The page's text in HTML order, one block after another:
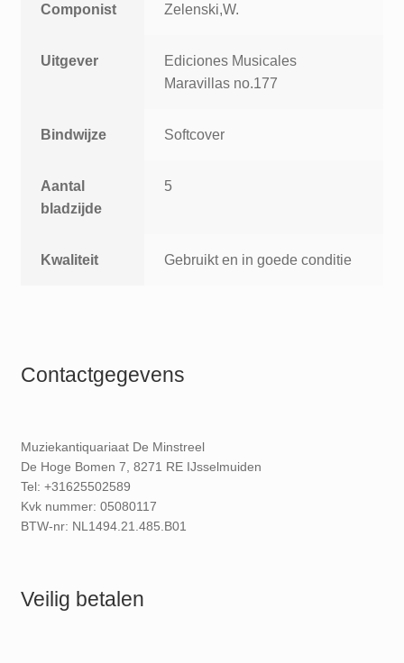
Componist Zelenski,W.
Uitgever
Ediciones Musicales
Maravillas no.177
Bindwijze Softcover
Aantal
bladzijde
5
Kwaliteit Gebruikt en in goede conditie
Contactgegevens
Muziekantiquariaat De Minstreel
De Hoge Bomen 7, 8271 RE IJsselmuiden
Tel: +31625502589
Kvk nummer: 05080117
BTW-nr: NL1494.21.485.B01
Veilig betalen